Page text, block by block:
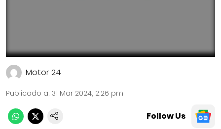
Motor 24
Publicado a: 31 Mar 2024, 2:26 pm
Follow Us